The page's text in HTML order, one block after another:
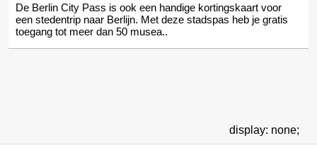
De Berlin City Pass is ook een handige kortingskaart voor
een stedentrip naar Berlijn. Met deze stadspas heb je gratis
toegang tot meer dan 50 musea..
display: none;